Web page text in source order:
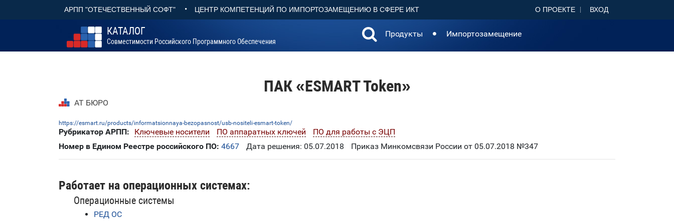
АРПП "ОТЕЧЕСТВЕННЫЙ СОФТ" • ЦЕНТР КОМПЕТЕНЦИЙ ПО ИМПОРТОЗАМЕЩЕНИЮ В СФЕРЕ ИКТ О ПРОЕКТЕ ВХОД
КАТАЛОГ
Совместимости Российского Программного Обеспечения
Продукты Импортозамещение
ПАК «ESMART Token»
АТ БЮРО
https://esmart.ru/products/informatsionnaya-bezopasnost/usb-nositeli-esmart-token/
Рубрикатор АРПП: Ключевые носители ПО аппаратных ключей
ПО для работы с ЭЦП
Номер в Едином Реестре российского ПО: 4667 Дата решения: 05.07.2018 Приказ Минкомсвязи России от 05.07.2018 №347
Работает на операционных системах:
Операционные системы
РЕД ОС